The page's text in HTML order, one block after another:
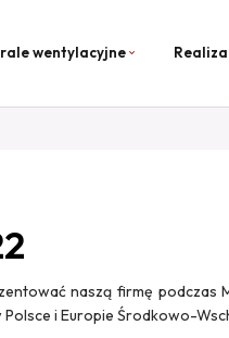
wentylacyjne
naszą firmę
i Europie Środkowo-